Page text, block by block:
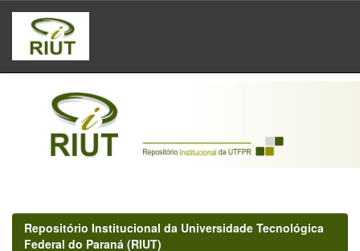
Skip
navigation
Repositório Institucional da Universidade Tecnológica
Federal do Paraná (RIUT)